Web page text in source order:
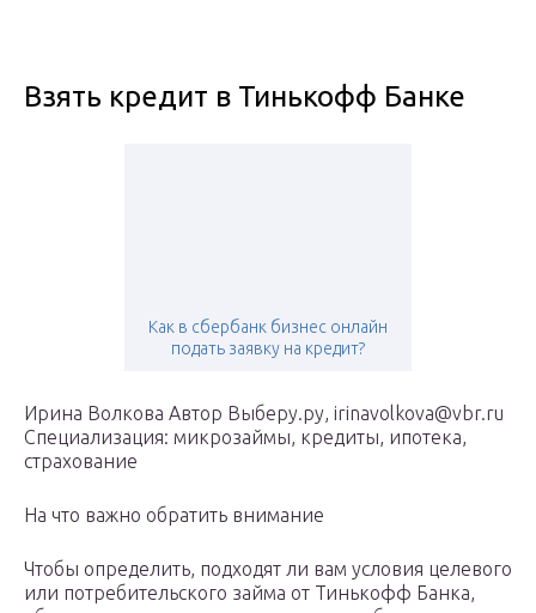
Взять кредит в Тинькофф Банке
Как в сбербанк бизнес онлайн
подать заявку на кредит?
Ирина Волкова Автор Выберу.ру, irinavolkova@vbr.ru
Специализация: микрозаймы, кредиты, ипотека,
страхование
На что важно обратить внимание
Чтобы определить, подходят ли вам условия целевого
или потребительского займа от Тинькофф Банка,